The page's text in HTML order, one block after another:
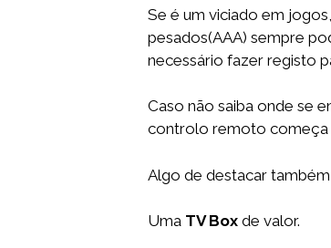
Se é um viciado em
pesados(AAA) sempre
necessário fazer registo
Caso não saiba onde se
controlo remoto começa
Algo de destacar
Uma TV Box de valor.